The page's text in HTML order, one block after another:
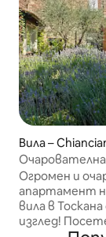
Вила –
изглед за
Огромен и
апартамент
вила в
изглед!